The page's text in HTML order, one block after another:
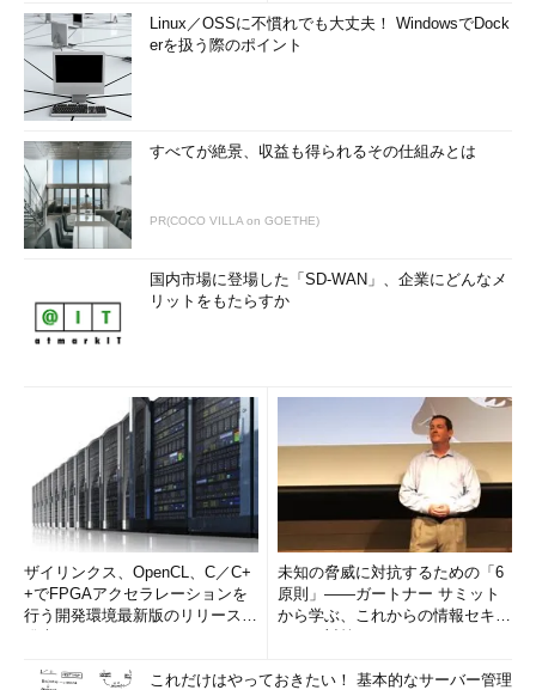
Linux／OSSに不慣れでも大丈夫！ WindowsでDock
erを扱う際のポイント
すべてが絶景、収益も得られるその仕組みとは
PR(COCO VILLA on GOETHE)
国内市場に登場した「SD-WAN」、企業にどんなメ
リットをもたらすか
ザイリンクス、OpenCL、C／C+
+でFPGAアクセラレーションを
行う開発環境最新版のリリースを
未知の脅威に対抗するための「6
原則」――ガートナー サミット
から学ぶ、これからの情報セキュ
これだけはやっておきたい！ 基本的なサーバー管理